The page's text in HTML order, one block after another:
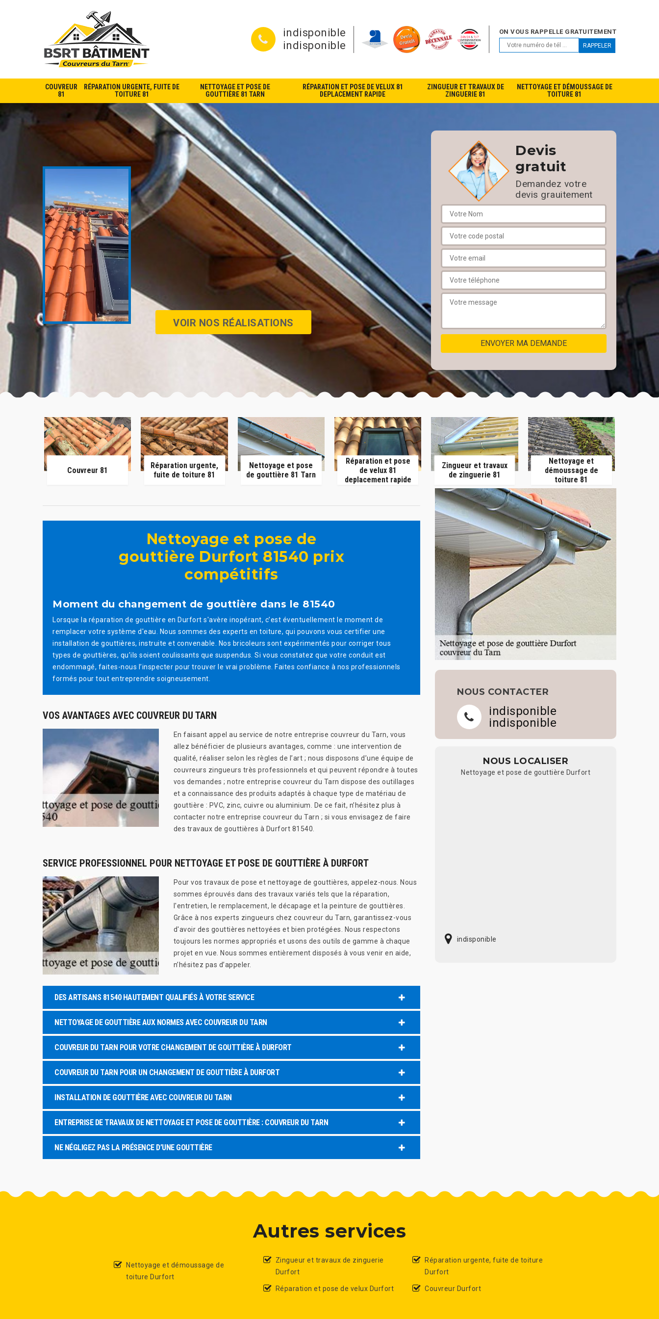
indisponible
indisponible
ON VOUS RAPPELLE GRATUITEMENT
COUVREUR
81
RÉPARATION URGENTE, FUITE DE
TOITURE 81
NETTOYAGE ET POSE DE
GOUTTIÈRE 81 TARN
RÉPARATION ET POSE DE VELUX 81
DEPLACEMENT RAPIDE
ZINGUEUR ET TRAVAUX DE
ZINGUERIE 81
NETTOYAGE ET DÉMOUSSAGE DE
TOITURE 81
VOIR NOS RÉALISATIONS
Devis
gratuit
Demandez votre
devis grauitement
Couvreur 81
Réparation urgente,
fuite de toiture 81
Nettoyage et pose
de gouttière 81 Tarn
Réparation et pose
de velux 81
deplacement rapide
Zingueur et travaux
de zinguerie 81
Nettoyage et
démoussage de
toiture 81
Nettoyage et pose de
gouttière Durfort 81540 prix
compétitifs
Moment du changement de gouttière dans le 81540
Lorsque la réparation de gouttière en Durfort s'avère inopérant, c’est éventuellement le moment de
remplacer votre système d'eau. Nous sommes des experts en toiture, qui pouvons vous certifier une
installation de gouttières, instruite et convenable. Nos bricoleurs sont expérimentés pour corriger tous
types de gouttières, qu’ils soient coulissants que suspendus. Si vous constatez que votre conduit est
endommagé, faites-nous l’inspecter pour trouver le vrai problème. Faites confiance à nos professionnels
formés pour tout entreprendre soigneusement.
VOS AVANTAGES AVEC COUVREUR DU TARN
En faisant appel au service de notre entreprise couvreur du Tarn, vous
allez bénéficier de plusieurs avantages, comme : une intervention de
qualité, réaliser selon les règles de l’art ; nous disposons d’une équipe de
couvreurs zingueurs très professionnels et qui peuvent répondre à toutes
vos demandes ; notre entreprise couvreur du Tarn dispose des outillages
et a connaissance des produits adaptés à chaque type de matériau de
gouttière : PVC, zinc, cuivre ou aluminium. De ce fait, n’hésitez plus à
contacter notre entreprise couvreur du Tarn ; si vous envisagez de faire
des travaux de gouttières à Durfort 81540.
SERVICE PROFESSIONNEL POUR NETTOYAGE ET POSE DE GOUTTIÈRE À DURFORT
Pour vos travaux de pose et nettoyage de gouttières, appelez-nous. Nous
sommes éprouvés dans des travaux variés tels que la réparation,
l'entretien, le remplacement, le décapage et la peinture de gouttières.
Grâce à nos experts zingueurs chez couvreur du Tarn, garantissez-vous
d'avoir des gouttières nettoyées et bien protégées. Nous respectons
toujours les normes appropriés et usons des outils de gamme à chaque
projet en vue. Nous sommes entièrement disposés à vous venir en aide,
n’hésitez pas d’appeler.
DES ARTISANS 81540 HAUTEMENT QUALIFIÉS À VOTRE SERVICE
NETTOYAGE DE GOUTTIÈRE AUX NORMES AVEC COUVREUR DU TARN
COUVREUR DU TARN POUR VOTRE CHANGEMENT DE GOUTTIÈRE À DURFORT
COUVREUR DU TARN POUR UN CHANGEMENT DE GOUTTIÈRE À DURFORT
INSTALLATION DE GOUTTIÈRE AVEC COUVREUR DU TARN
ENTREPRISE DE TRAVAUX DE NETTOYAGE ET POSE DE GOUTTIÈRE : COUVREUR DU TARN
NE NÉGLIGEZ PAS LA PRÉSENCE D’UNE GOUTTIÈRE
NOUS CONTACTER
indisponible
indisponible
NOUS LOCALISER
Nettoyage et pose de gouttière Durfort
indisponible
Autres services
Nettoyage et démoussage de
toiture Durfort
Zingueur et travaux de zinguerie
Durfort
Réparation et pose de velux Durfort
Réparation urgente, fuite de toiture
Durfort
Couvreur Durfort